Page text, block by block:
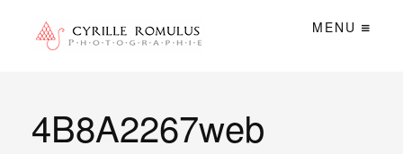
MENU
4B8A2267web